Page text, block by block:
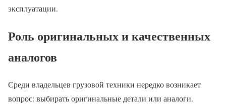
эксплуатации.
Роль оригинальных и качественных
аналогов
Среди владельцев грузовой техники нередко возникает
вопрос: выбирать оригинальные детали или аналоги.